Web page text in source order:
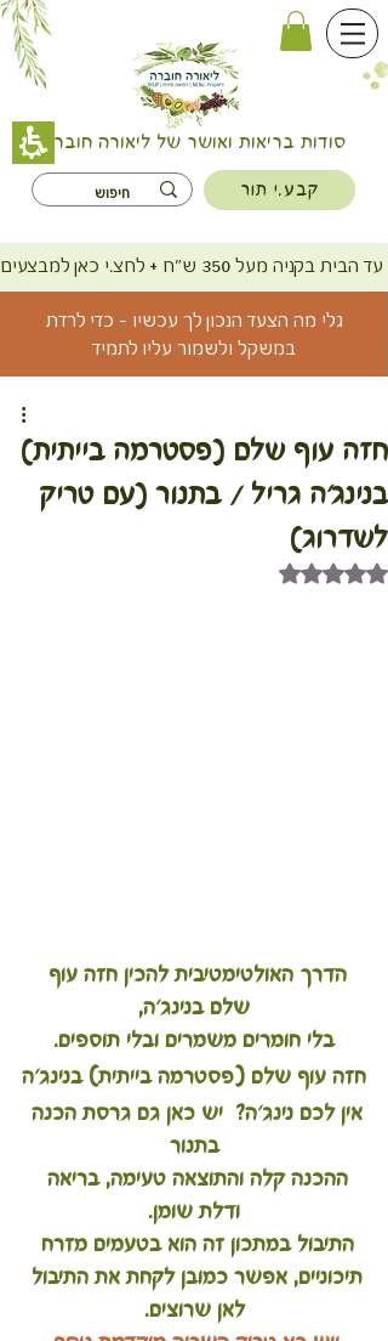
סודות בריאות ואושר של ליאורה חוברה
קבע.י תור
ש"ח + לחצ.י כאן למבצעים
גלי מה הצעד הנכון לך עכשיו - כדי לרדת
במשקל ולשמור עליו לתמיד
חזה עוף שלם (פסטרמה בייתית)
בנינג'ה גריל / בתנור (עם טריק
לשדרוג)
דירוג של NaN מתוך 5 כוכבים
הדרך האולטימטיבית להכין חזה עוף
שלם בנינג'ה,
בלי חומרים משמרים ובלי תוספים.
חזה עוף שלם (פסטרמה בייתית) בנינג'ה
אין לכם נינג'ה?  יש כאן גם גרסת הכנה
בתנור
ההכנה קלה והתוצאה טעימה, בריאה
ודלת שומן.
התיבול במתכון זה הוא בטעמים מזרח
תיכוניים, אפשר כמובן לקחת את התיבול
לאן שרוצים.